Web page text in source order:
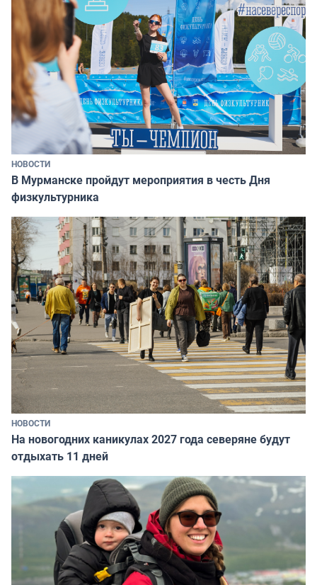
НОВОСТИ
В Мурманске пройдут мероприятия в честь Дня
физкультурника
НОВОСТИ
На новогодних каникулах 2027 года северяне будут
отдыхать 11 дней